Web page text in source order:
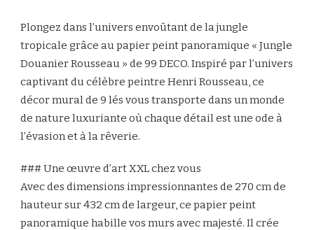
Plongez dans l’univers envoûtant de la jungle
tropicale grâce au papier peint panoramique « Jungle
Douanier Rousseau » de 99 DECO. Inspiré par l’univers
captivant du célèbre peintre Henri Rousseau, ce
décor mural de 9 lés vous transporte dans un monde
de nature luxuriante où chaque détail est une ode à
l’évasion et à la rêverie.
### Une œuvre d’art XXL chez vous
Avec des dimensions impressionnantes de 270 cm de
hauteur sur 432 cm de largeur, ce papier peint
panoramique habille vos murs avec majesté. Il crée